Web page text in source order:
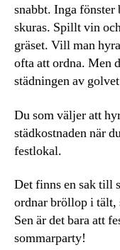
snabbt. Inga fönster
skuras. Spillt vin
gräset. Vill man
ofta att ordna. Men
städningen av
Du som väljer att
städkostnaden när
festlokal.
Det finns en sak till
ordnar bröllop i
Sen är det bara att
sommarparty!